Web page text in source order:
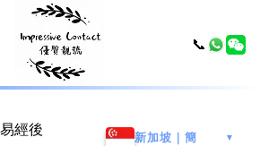
經後
新加坡｜簡 ▼
📞